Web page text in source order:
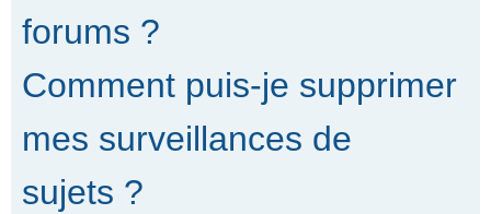
forums ?
Comment puis-je supprimer
mes surveillances de
sujets ?